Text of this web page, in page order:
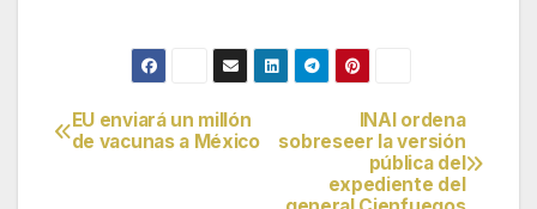
Navegación
INAI ordena
sobreseer la versión
pública del
expediente del
EU enviará un millón
de vacunas a México